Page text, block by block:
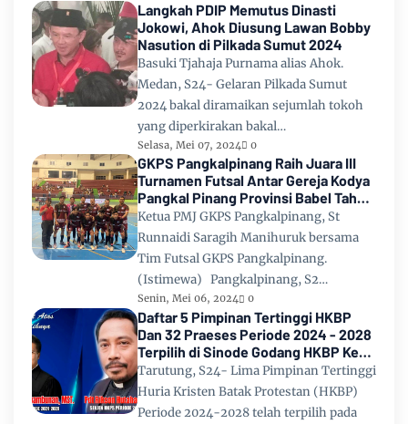
Langkah PDIP Memutus Dinasti
Jokowi, Ahok Diusung Lawan Bobby
Nasution di Pilkada Sumut 2024
Basuki Tjahaja Purnama alias Ahok.
Medan, S24- Gelaran Pilkada Sumut
2024 bakal diramaikan sejumlah tokoh
yang diperkirakan bakal…
Selasa, Mei 07, 2024 0
GKPS Pangkalpinang Raih Juara III
Turnamen Futsal Antar Gereja Kodya
Pangkal Pinang Provinsi Babel Tahun
2024
Ketua PMJ GKPS Pangkalpinang, St
Runnaidi Saragih Manihuruk bersama
Tim Futsal GKPS Pangkalpinang.
(Istimewa) Pangkalpinang, S2…
Senin, Mei 06, 2024 0
Daftar 5 Pimpinan Tertinggi HKBP
Dan 32 Praeses Periode 2024 - 2028
Terpilih di Sinode Godang HKBP Ke
67 Tahun 2024
Tarutung, S24- Lima Pimpinan Tertinggi
Huria Kristen Batak Protestan (HKBP)
Periode 2024-2028 telah terpilih pada